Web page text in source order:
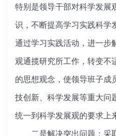
特别是领导干部对科学发展
识，不断提高学习实践科学
通过学习实践活动，进一步
观通揽研究所工作，转变不
的思想观念，使领导班子成
技创新、科学发展等重大问
统一到科学发展观的要求上
二是解决突出问题：采